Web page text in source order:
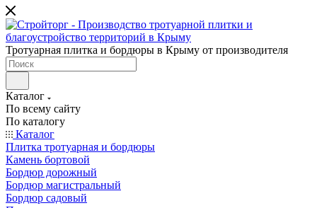
Тротуарная плитка и бордюры в Крыму от производителя
Каталог
По всему сайту
По каталогу
Каталог
Плитка тротуарная и бордюры
Камень бортовой
Бордюр дорожный
Бордюр магистральный
Бордюр садовый